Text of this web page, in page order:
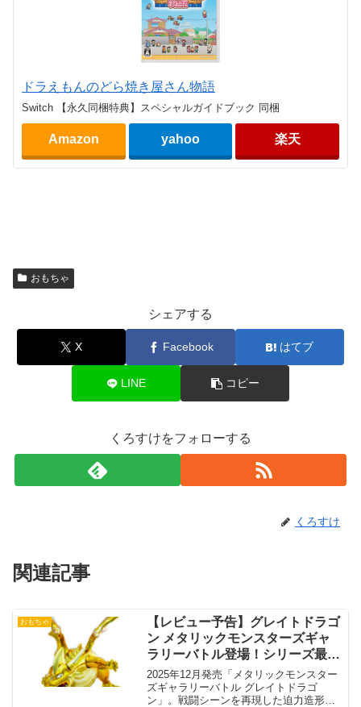
ドラえもんのどら焼き屋さん物語
Switch 【永久同梱特典】スペシャルガイドブック 同梱
Amazon yahoo 楽天
おもちゃ
シェアする
X Facebook はてブ
LINE コピー
くろすけをフォローする
くろすけ
関連記事
おもちゃ
【レビュー予告】グレイトドラゴ
ン メタリックモンスターズギャ
ラリーバトル登場！シリーズ最高
峰の完成度とは？
2025年12月発売「メタリックモンスター
ズギャラリーバトル グレイトドラゴ
ン」。戦闘シーンを再現した迫力造形と